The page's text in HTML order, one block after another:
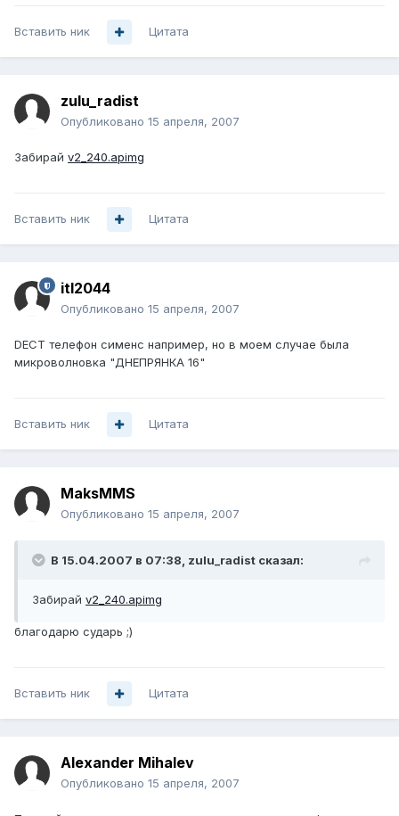
Вставить ник Цитата
zulu_radist
Опубликовано 15 апреля, 2007
Забирай v2_240.apimg
Вставить ник Цитата
itl2044
Опубликовано 15 апреля, 2007
DECT телефон сименс например, но в моем случае была
микроволновка "ДНЕПРЯНКА 16"
Вставить ник Цитата
MaksMMS
Опубликовано 15 апреля, 2007
В 15.04.2007 в 07:38, zulu_radist сказал:
Забирай v2_240.apimg
благодарю сударь ;)
Вставить ник Цитата
Alexander Mihalev
Опубликовано 15 апреля, 2007